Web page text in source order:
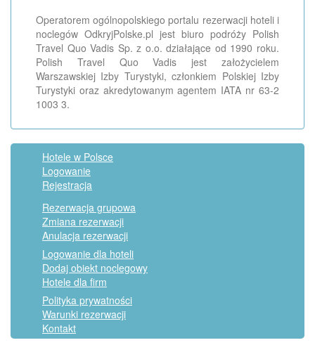
Operatorem ogólnopolskiego portalu rezerwacji hoteli i
noclegów OdkryjPolske.pl jest biuro podróży Polish
Travel Quo Vadis Sp. z o.o. działające od 1990 roku.
Polish Travel Quo Vadis jest założycielem
Warszawskiej Izby Turystyki, członkiem Polskiej Izby
Turystyki oraz akredytowanym agentem IATA nr 63-2
1003 3.
Hotele w Polsce
Logowanie
Rejestracja
Rezerwacja grupowa
Zmiana rezerwacji
Anulacja rezerwacji
Logowanie dla hoteli
Dodaj obiekt noclegowy
Hotele dla firm
Polityka prywatności
Warunki rezerwacji
Kontakt